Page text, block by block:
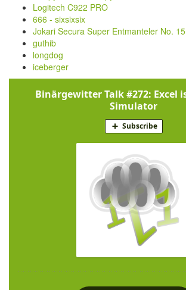
Logitech C922 PRO
666 - sixsixsix
Jokari Secura Super Entmanteler No. 15
guthib
longdog
iceberger